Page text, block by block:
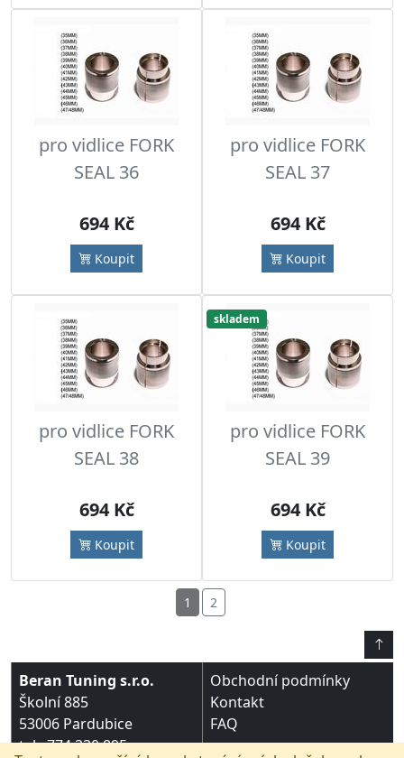
pro vidlice FORK
SEAL 36
694 Kč
Koupit
pro vidlice FORK
SEAL 37
694 Kč
Koupit
pro vidlice FORK
SEAL 38
694 Kč
Koupit
skladem
pro vidlice FORK
SEAL 39
694 Kč
Koupit
1 2
Beran Tuning s.r.o.
Školní 885
53006 Pardubice
tel.: 774 330 895
Obchodní podmínky
Kontakt
FAQ